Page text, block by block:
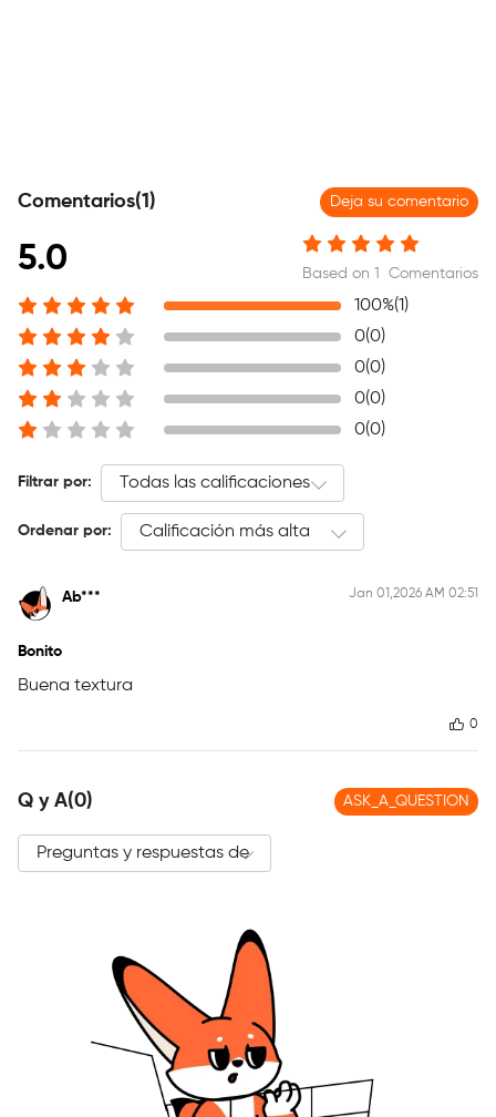
Comentarios(1) Deja su comentario
5.0 Based on 1 Comentarios
100%(1)
0(0)
0(0)
0(0)
0(0)
Filtrar por:
Ordenar por:
Ab*** Jan 01,2026 AM 02:51
Bonito
Buena textura
0
Q y A(0) ASK_A_QUESTION